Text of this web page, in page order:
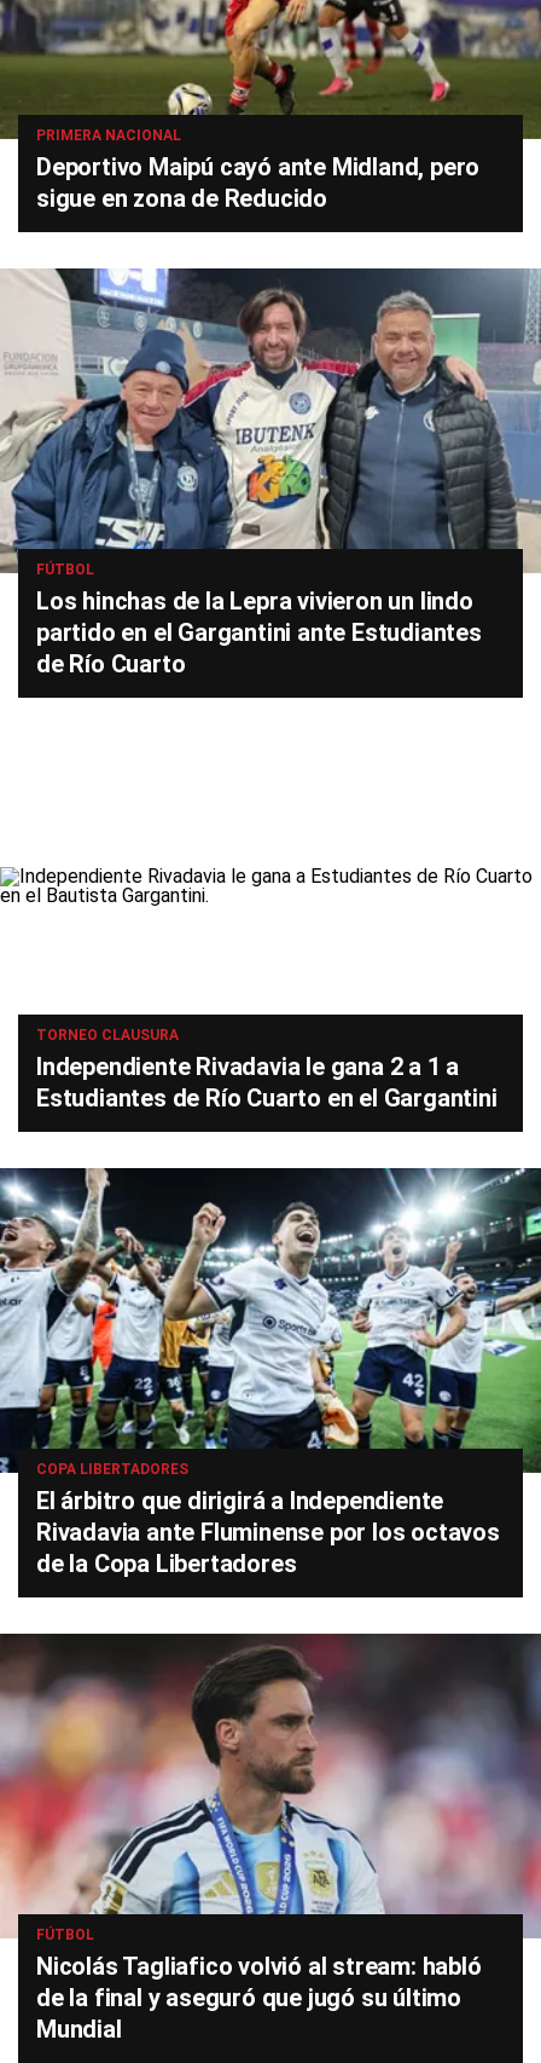
PRIMERA NACIONAL
Deportivo Maipú cayó ante Midland, pero
sigue en zona de Reducido
FÚTBOL
Los hinchas de la Lepra vivieron un lindo
partido en el Gargantini ante Estudiantes
de Río Cuarto
TORNEO CLAUSURA
Independiente Rivadavia le gana 2 a 1 a
Estudiantes de Río Cuarto en el Gargantini
COPA LIBERTADORES
El árbitro que dirigirá a Independiente
Rivadavia ante Fluminense por los octavos
de la Copa Libertadores
FÚTBOL
Nicolás Tagliafico volvió al stream: habló
de la final y aseguró que jugó su último
Mundial